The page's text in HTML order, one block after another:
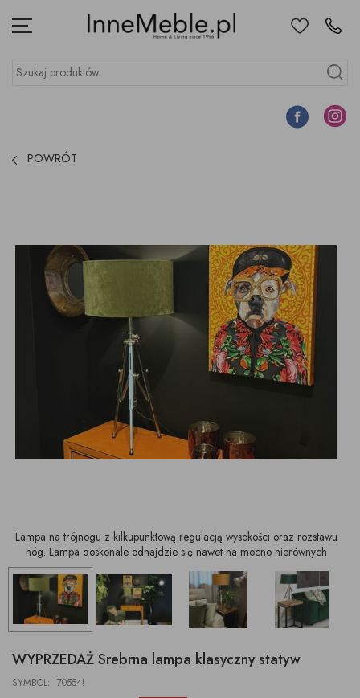
Menu UlubioneKontakt
Szukaj produktów
Szukaj
Facebook
POWRÓT
Lampa na trójnogu z kilkupunktową regulacją wysokości oraz rozstawu
nóg. Lampa doskonale odnajdzie się nawet na mocno nierównych
powierzniach
WYPRZEDAŻ Srebrna lampa klasyczny statyw
SYMBOL: 70554!